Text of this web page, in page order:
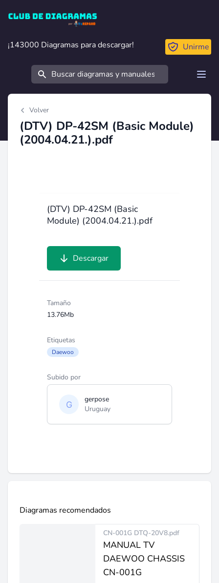
Club de Diagramas
¡143000 Diagramas para descargar!
¡143000 Diagramas para descargar! Unirme
Buscar
Volver
(DTV) DP-42SM (Basic Module)
(2004.04.21.).pdf
(DTV) DP-42SM (Basic
Module) (2004.04.21.).pdf
Descargar
Tamaño
13.76Mb
Etiquetas
Daewoo
Subido por
gerpose
Uruguay
Diagramas recomendados
CN-001G DTQ-20V8.pdf
MANUAL TV
DAEWOO CHASSIS
CN-001G